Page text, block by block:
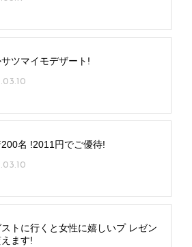
ツマイモデザート!
名 !2011円でご優待!
トに行くと女性に嬉しいプ レゼン
えます!